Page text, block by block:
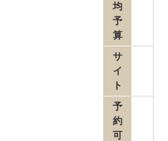
均
予
算
サ
イ
ト
予
約
可